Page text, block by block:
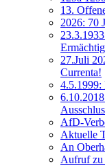
13.
2026: 70
27.Juli
Currenta!
4.5.1999:
AfD-
Aktuelle
An
Aufruf zu